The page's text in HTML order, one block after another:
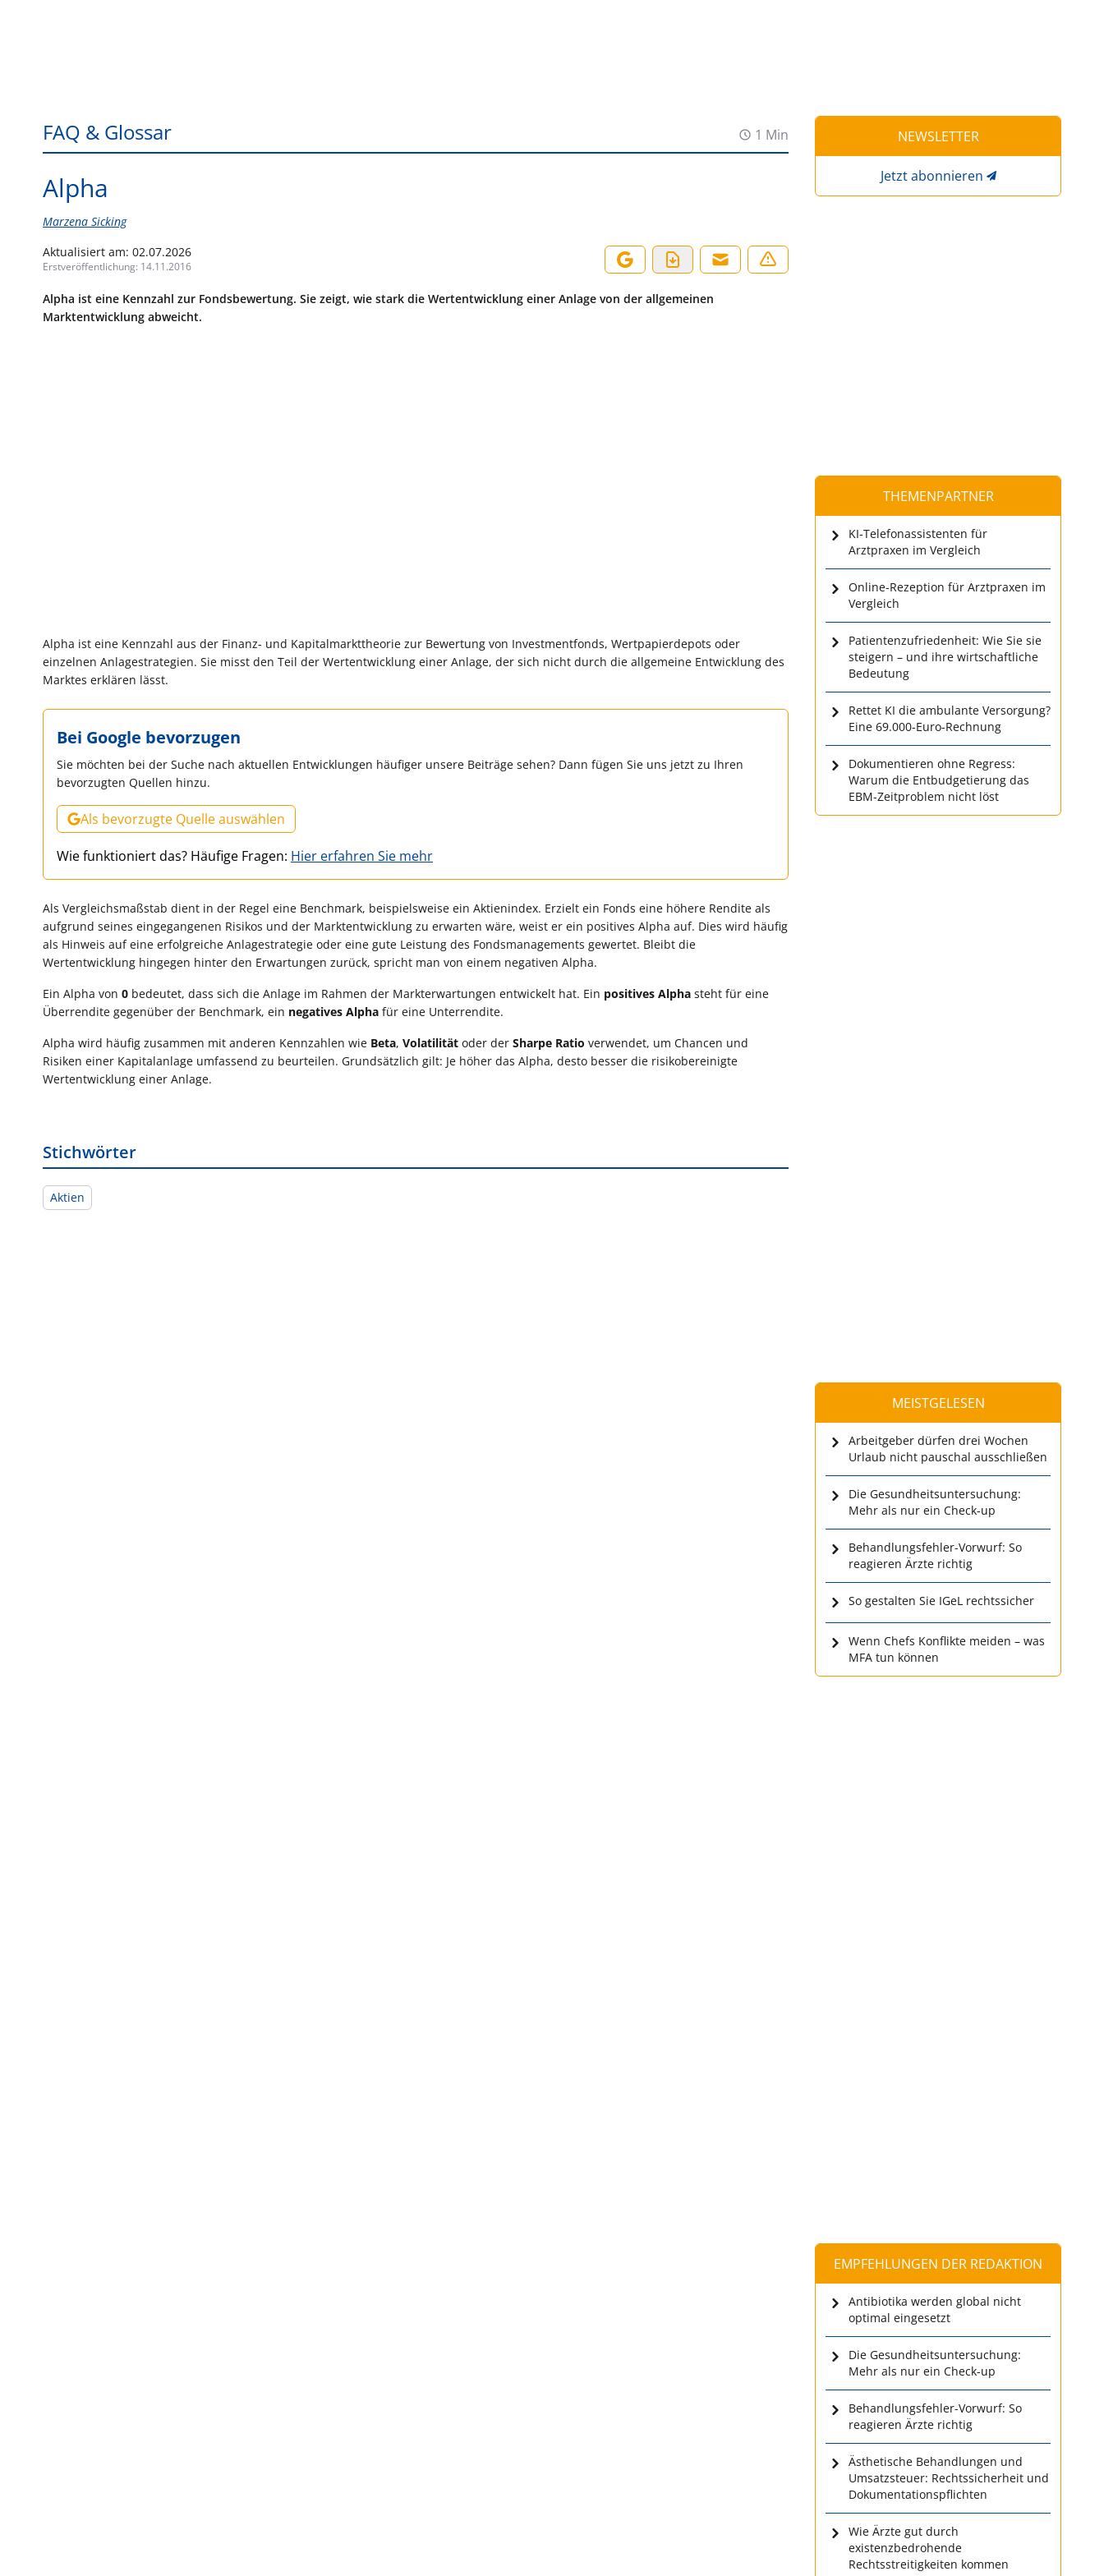
FAQ & Glossar 1 Min
Alpha
Marzena Sicking
Aktualisiert am: 02.07.2026
Erstveröffentlichung: 14.11.2016
Alpha ist eine Kennzahl zur Fondsbewertung. Sie zeigt, wie stark die Wertentwicklung einer Anlage von der allgemeinen
Marktentwicklung abweicht.
Alpha ist eine Kennzahl aus der Finanz- und Kapitalmarkttheorie zur Bewertung von Investmentfonds, Wertpapierdepots oder
einzelnen Anlagestrategien. Sie misst den Teil der Wertentwicklung einer Anlage, der sich nicht durch die allgemeine Entwicklung des
Marktes erklären lässt.
Bei Google bevorzugen
Sie möchten bei der Suche nach aktuellen Entwicklungen häufiger unsere Beiträge sehen? Dann fügen Sie uns jetzt zu Ihren
bevorzugten Quellen hinzu.
Als bevorzugte Quelle auswählen
Wie funktioniert das? Häufige Fragen: Hier erfahren Sie mehr
Als Vergleichsmaßstab dient in der Regel eine Benchmark, beispielsweise ein Aktienindex. Erzielt ein Fonds eine höhere Rendite als
aufgrund seines eingegangenen Risikos und der Marktentwicklung zu erwarten wäre, weist er ein positives Alpha auf. Dies wird häufig
als Hinweis auf eine erfolgreiche Anlagestrategie oder eine gute Leistung des Fondsmanagements gewertet. Bleibt die
Wertentwicklung hingegen hinter den Erwartungen zurück, spricht man von einem negativen Alpha.
Ein Alpha von 0 bedeutet, dass sich die Anlage im Rahmen der Markterwartungen entwickelt hat. Ein positives Alpha steht für eine
Überrendite gegenüber der Benchmark, ein negatives Alpha für eine Unterrendite.
Alpha wird häufig zusammen mit anderen Kennzahlen wie Beta, Volatilität oder der Sharpe Ratio verwendet, um Chancen und
Risiken einer Kapitalanlage umfassend zu beurteilen. Grundsätzlich gilt: Je höher das Alpha, desto besser die risikobereinigte
Wertentwicklung einer Anlage.
Stichwörter
Aktien
NEWSLETTER
Jetzt abonnieren
THEMENPARTNER
KI-Telefonassistenten für
Arztpraxen im Vergleich
Online-Rezeption für Arztpraxen im
Vergleich
Patientenzufriedenheit: Wie Sie sie
steigern – und ihre wirtschaftliche
Bedeutung
Rettet KI die ambulante Versorgung?
Eine 69.000-Euro-Rechnung
Dokumentieren ohne Regress:
Warum die Entbudgetierung das
EBM-Zeitproblem nicht löst
MEISTGELESEN
Arbeitgeber dürfen drei Wochen
Urlaub nicht pauschal ausschließen
Die Gesundheitsuntersuchung:
Mehr als nur ein Check-up
Behandlungsfehler-Vorwurf: So
reagieren Ärzte richtig
So gestalten Sie IGeL rechtssicher
Wenn Chefs Konflikte meiden – was
MFA tun können
EMPFEHLUNGEN DER REDAKTION
Antibiotika werden global nicht
optimal eingesetzt
Die Gesundheitsuntersuchung:
Mehr als nur ein Check-up
Behandlungsfehler-Vorwurf: So
reagieren Ärzte richtig
Ästhetische Behandlungen und
Umsatzsteuer: Rechtssicherheit und
Dokumentationspflichten
Wie Ärzte gut durch
existenzbedrohende
Rechtsstreitigkeiten kommen